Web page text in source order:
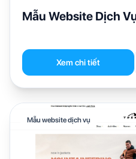
Mẫu Website Dịch
Xem chi tiết
Mẫu website dịch vụ